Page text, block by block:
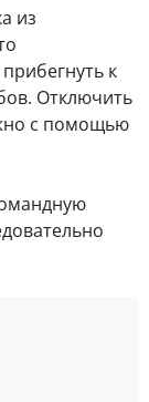
из
к
Отключить
с помощью